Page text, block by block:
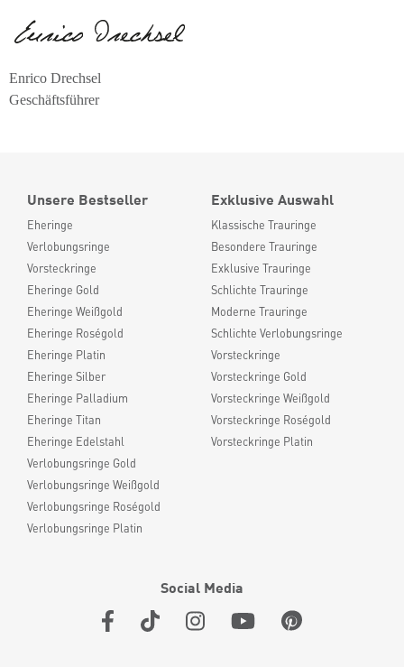
Enrico Drechsel
Geschäftsführer
Unsere Bestseller
Eheringe
Verlobungsringe
Vorsteckringe
Eheringe Gold
Eheringe Weißgold
Eheringe Roségold
Eheringe Platin
Eheringe Silber
Eheringe Palladium
Eheringe Titan
Eheringe Edelstahl
Verlobungsringe Gold
Verlobungsringe Weißgold
Verlobungsringe Roségold
Verlobungsringe Platin
Exklusive Auswahl
Klassische Trauringe
Besondere Trauringe
Exklusive Trauringe
Schlichte Trauringe
Moderne Trauringe
Schlichte Verlobungsringe
Vorsteckringe
Vorsteckringe Gold
Vorsteckringe Weißgold
Vorsteckringe Roségold
Vorsteckringe Platin
Social Media